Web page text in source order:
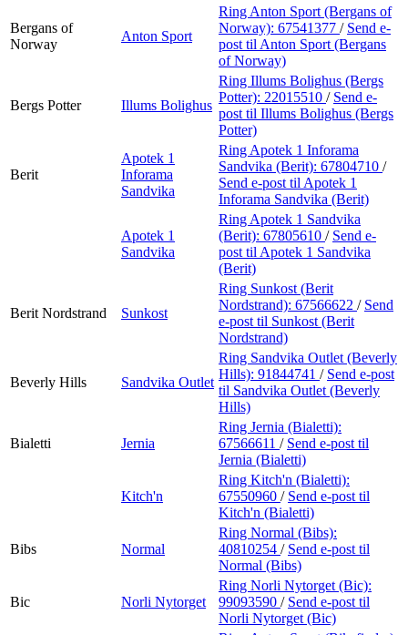
Bergans of
Norway
Anton Sport
Ring Anton Sport (Bergans of
Norway): 67541377 / Send e-
post til Anton Sport (Bergans
of Norway)
Bergs Potter Illums Bolighus
Ring Illums Bolighus (Bergs
Potter): 22015510 / Send e-
post til Illums Bolighus (Bergs
Potter)
Berit
Apotek 1
Inforama
Sandvika
Ring Apotek 1 Inforama
Sandvika (Berit): 67804710 /
Send e-post til Apotek 1
Inforama Sandvika (Berit)
Apotek 1
Sandvika
Ring Apotek 1 Sandvika
(Berit): 67805610 / Send e-
post til Apotek 1 Sandvika
(Berit)
Berit Nordstrand Sunkost
Ring Sunkost (Berit
Nordstrand): 67566622 / Send
e-post til Sunkost (Berit
Nordstrand)
Beverly Hills Sandvika Outlet
Ring Sandvika Outlet (Beverly
Hills): 91844741 / Send e-post
til Sandvika Outlet (Beverly
Hills)
Bialetti Jernia
Ring Jernia (Bialetti):
67566611 / Send e-post til
Jernia (Bialetti)
Kitch'n
Ring Kitch'n (Bialetti):
67550960 / Send e-post til
Kitch'n (Bialetti)
Bibs Normal
Ring Normal (Bibs):
40810254 / Send e-post til
Normal (Bibs)
Bic Norli Nytorget
Ring Norli Nytorget (Bic):
99093590 / Send e-post til
Norli Nytorget (Bic)